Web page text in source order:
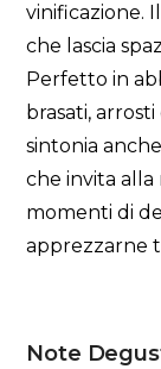
vinificazione.
che lascia
Perfetto in
brasati,
sintonia
che invita alla
momenti di
apprezzarne
Note